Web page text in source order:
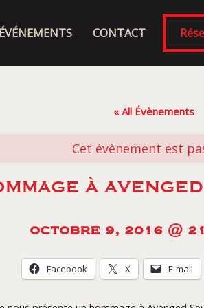
ÉVÉNEMENTS CONTACT
« All Évènements
Cet évènement est
À
OCTOBRE 9, 2016 @
Facebook X E-mail